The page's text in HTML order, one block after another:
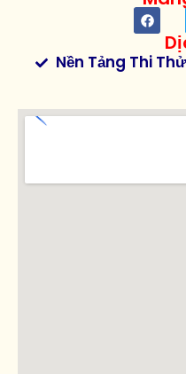
Nền Tảng Thi